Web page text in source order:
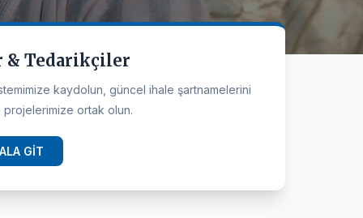
& Tedarikçiler
kaydolun, güncel ihale şartnamelerini
ortak olun.
GİT